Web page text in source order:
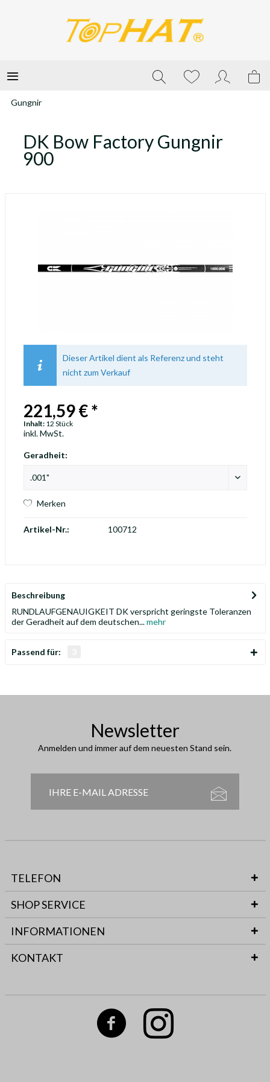
Gungnir
DK Bow Factory Gungnir
900
Dieser Artikel dient als Referenz und steht
nicht zum Verkauf
221,59 € *
Inhalt: 12 Stück
inkl. MwSt.
Geradheit:
Merken
Artikel-Nr.: 100712
Beschreibung
RUNDLAUFGENAUIGKEIT DK verspricht geringste Toleranzen
der Geradheit auf dem deutschen...mehr
Passend für:
Newsletter
Anmelden und immer auf dem neuesten Stand sein.
TELEFON
SHOP SERVICE
INFORMATIONEN
KONTAKT